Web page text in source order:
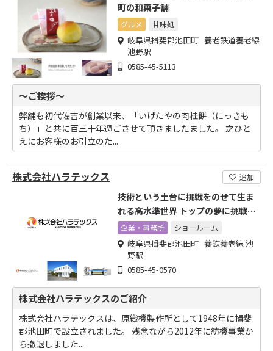
町の和菓子舗
グルメ 甘味処
岐阜県揖斐郡池田町 養老鉄道養老線
池野駅
0585-45-5113
～ご挨拶～
弊舗も初代佐吉が創業以来、「いげたやの肉桂餅（にっきも
ち）」と共に百三十年過ごさせて頂きましたました。 之ひと
えにお客様のお引立のた...
株式会社ハラテックス 追加
技術という土台に挑戦をのせて生ま
れる高水準世界 トップの夢に挑戦し
ます
企業・事務所 ショールーム
岐阜県揖斐郡池田町 養鉄養老線 池
野駅
0585-45-0570
株式会社ハラテックスのご紹介
株式会社ハラテックスは、原織機製作所として1948年に揖斐
郡池田町で設立されました。 残念ながら2012年に紡機事業か
ら撤退しました...